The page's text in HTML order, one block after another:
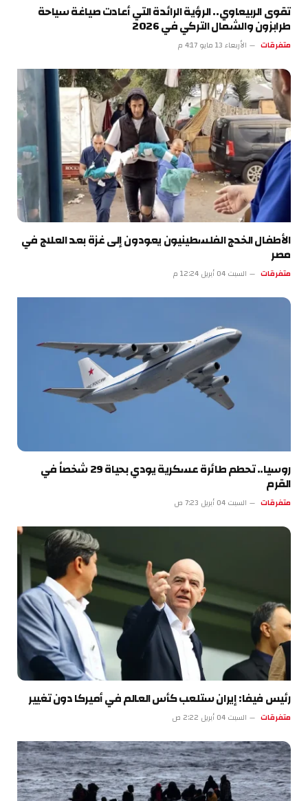
تقوى الربيعاوي.. الرؤية الرائدة التي أعادت صياغة سياحة
طرابزون والشمال التركي في 2026
متفرقات الأربعاء 13 مايو 4:17 م
الأطفال الخدج الفلسطينيون يعودون إلى غزة بعد العلاج في
مصر
متفرقات السبت 04 أبريل 12:24 م
روسيا.. تحطم طائرة عسكرية يودي بحياة 29 شخصاً في
القرم
متفرقات السبت 04 أبريل 7:23 ص
رئيس فيفا: إيران ستلعب كأس العالم في أميركا دون تغيير
متفرقات السبت 04 أبريل 2:22 ص